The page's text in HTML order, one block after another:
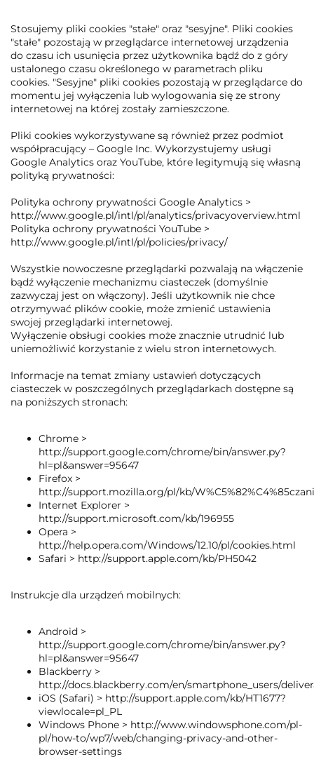
Stosujemy pliki cookies "stałe" oraz "sesyjne". Pliki cookies
"stałe" pozostają w przeglądarce internetowej urządzenia
do czasu ich usunięcia przez użytkownika bądź do z góry
ustalonego czasu określonego w parametrach pliku
cookies. "Sesyjne" pliki cookies pozostają w przeglądarce do
momentu jej wyłączenia lub wylogowania się ze strony
internetowej na której zostały zamieszczone.
Pliki cookies wykorzystywane są również przez podmiot
współpracujący – Google Inc. Wykorzystujemy usługi
Google Analytics oraz YouTube, które legitymują się własną
polityką prywatności:
Polityka ochrony prywatności Google Analytics >
http://www.google.pl/intl/pl/analytics/privacyoverview.html
Polityka ochrony prywatności YouTube >
http://www.google.pl/intl/pl/policies/privacy/
Wszystkie nowoczesne przeglądarki pozwalają na włączenie
bądź wyłączenie mechanizmu ciasteczek (domyślnie
zazwyczaj jest on włączony). Jeśli użytkownik nie chce
otrzymywać plików cookie, może zmienić ustawienia
swojej przeglądarki internetowej.
Wyłączenie obsługi cookies może znacznie utrudnić lub
uniemożliwić korzystanie z wielu stron internetowych.
Informacje na temat zmiany ustawień dotyczących
ciasteczek w poszczególnych przeglądarkach dostępne są
na poniższych stronach:
Chrome >
http://support.google.com/chrome/bin/answer.py?
hl=pl&answer=95647
Firefox >
http://support.mozilla.org/pl/kb/
Internet Explorer >
http://support.microsoft.com/kb/196955
Opera >
http://help.opera.com/Windows/12.10/pl/cookies.html
Safari > http://support.apple.com/kb/PH5042
Instrukcje dla urządzeń mobilnych:
Android >
http://support.google.com/chrome/bin/answer.py?
hl=pl&answer=95647
Blackberry >
http://docs.blackberry.com/en/smartphone_users/
iOS (Safari) > http://support.apple.com/kb/HT1677?
viewlocale=pl_PL
Windows Phone > http://www.windowsphone.com/pl-
pl/how-to/wp7/web/changing-privacy-and-other-
browser-settings